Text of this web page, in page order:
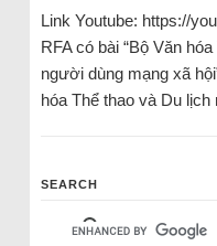
Link Youtube: https://
RFA có bài “Bộ Văn
người dùng mạng xã
hóa Thể thao và Du
SEARCH